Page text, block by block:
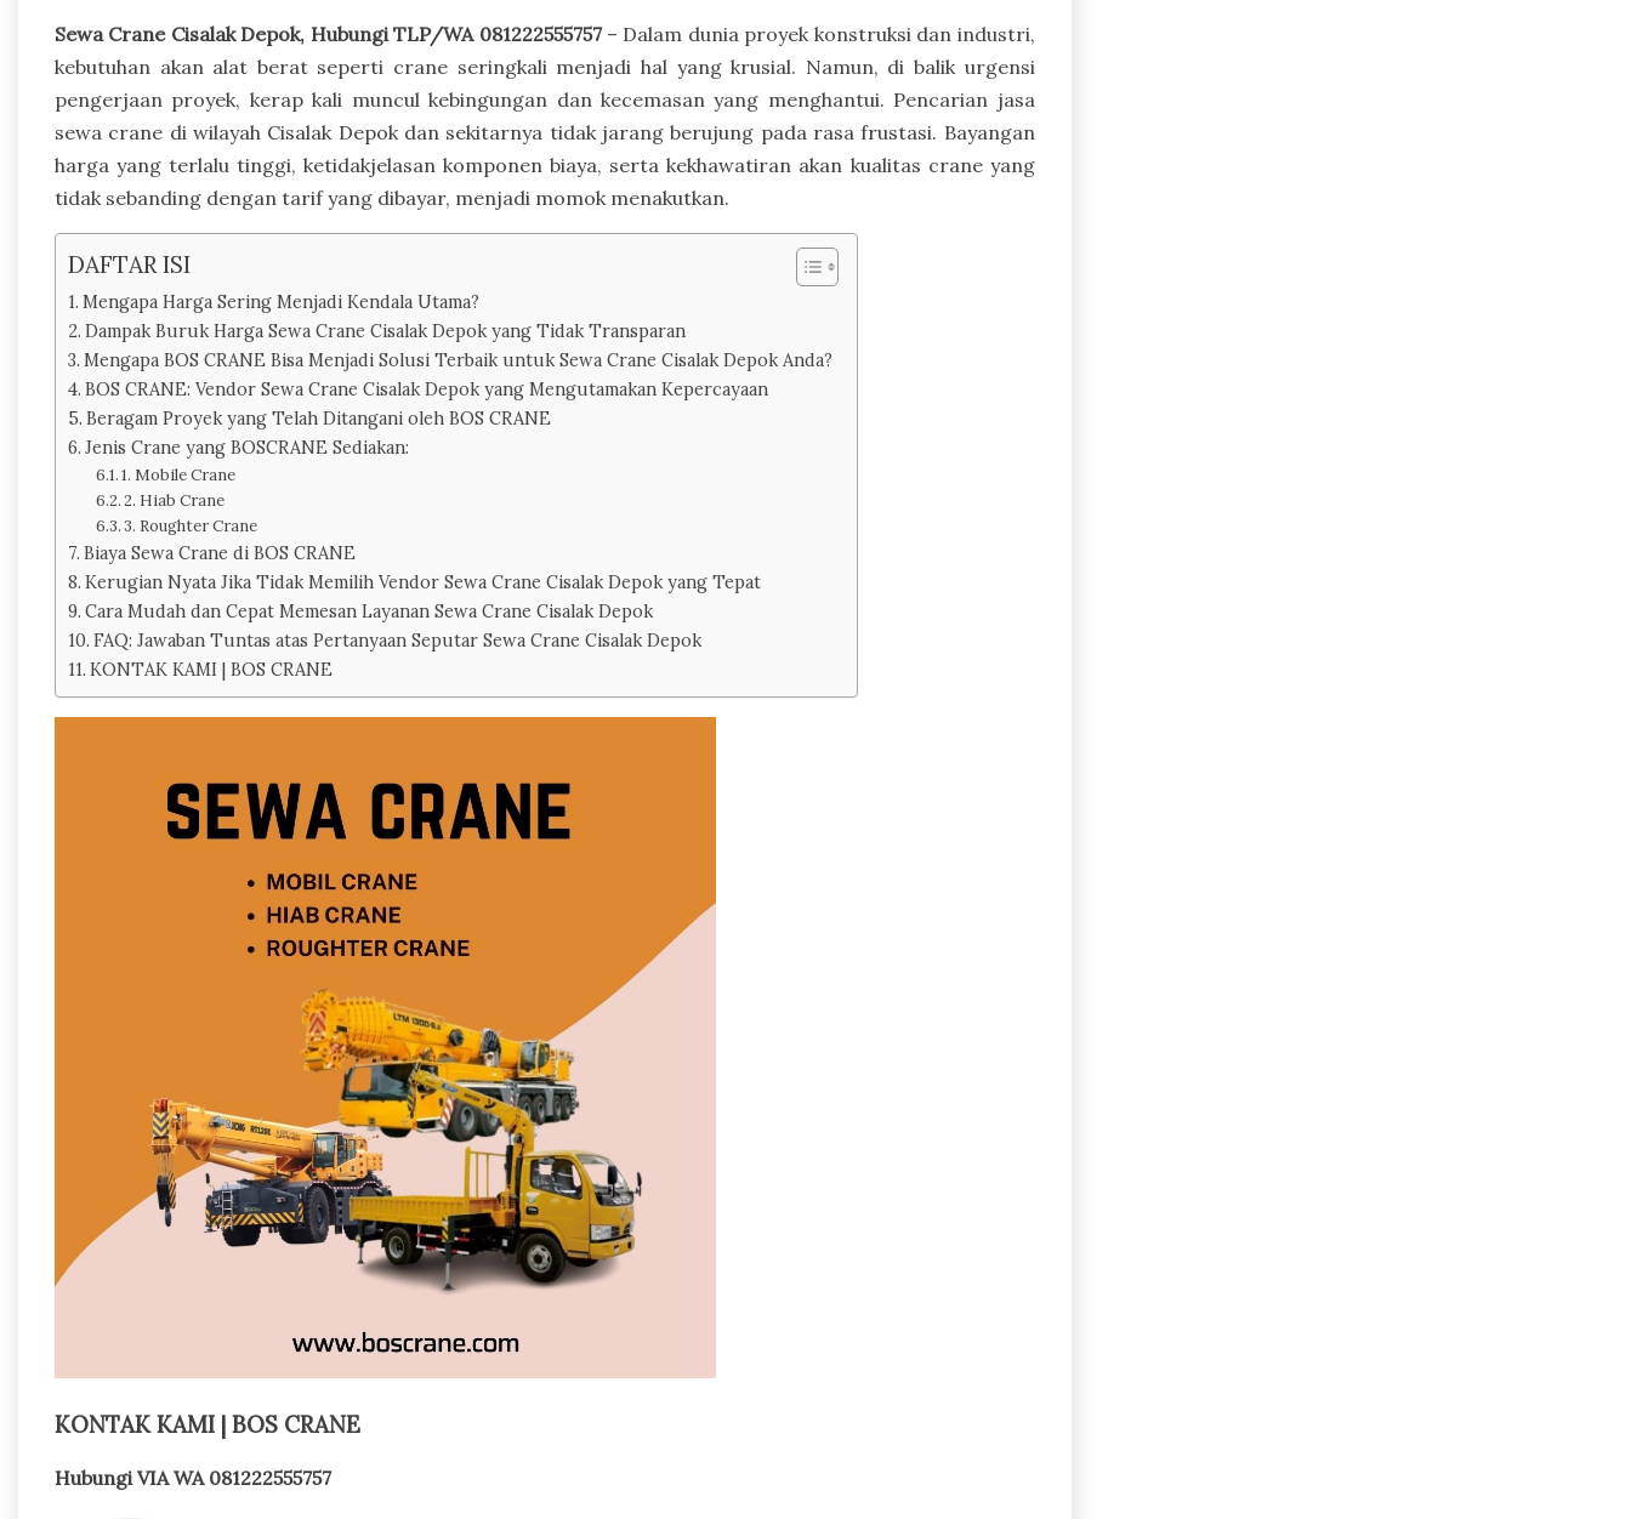
Sewa Crane Cisalak Depok, Hubungi TLP/WA 081222555757– Dalam dunia proyek konstruksi dan industri,
kebutuhan akan alat berat seperti crane seringkali menjadi hal yang krusial. Namun, di balik urgensi
pengerjaan proyek, kerap kali muncul kebingungan dan kecemasan yang menghantui. Pencarian jasa
sewa crane di wilayah Cisalak Depok dan sekitarnya tidak jarang berujung pada rasa frustasi. Bayangan
harga yang terlalu tinggi, ketidakjelasan komponen biaya, serta kekhawatiran akan kualitas crane yang
tidak sebanding dengan tarif yang dibayar, menjadi momok menakutkan.
DAFTAR ISI
Mengapa Harga Sering Menjadi Kendala Utama?
Dampak Buruk Harga Sewa Crane Cisalak Depok yang Tidak Transparan
Mengapa BOS CRANE Bisa Menjadi Solusi Terbaik untuk Sewa Crane Cisalak Depok Anda?
BOS CRANE: Vendor Sewa Crane Cisalak Depok yang Mengutamakan Kepercayaan
Beragam Proyek yang Telah Ditangani oleh BOS CRANE
Jenis Crane yang BOSCRANE Sediakan:
1. Mobile Crane
2. Hiab Crane
3. Roughter Crane
Biaya Sewa Crane di BOS CRANE
Kerugian Nyata Jika Tidak Memilih Vendor Sewa Crane Cisalak Depok yang Tepat
Cara Mudah dan Cepat Memesan Layanan Sewa Crane Cisalak Depok
FAQ: Jawaban Tuntas atas Pertanyaan Seputar Sewa Crane Cisalak Depok
KONTAK KAMI | BOS CRANE
KONTAK KAMI | BOS CRANE
Hubungi VIA WA 081222555757